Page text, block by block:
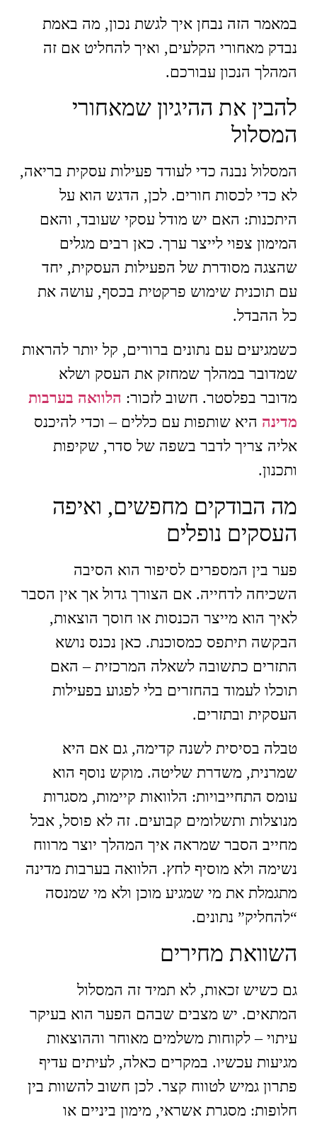
במאמר הזה נבחן איך לגשת נכון, מה באמת
נבדק מאחורי הקלעים, ואיך להחליט אם זה
המהלך הנכון עבורכם.
להבין את ההיגיון שמאחורי
המסלול
המסלול נבנה כדי לעודד פעילות עסקית בריאה,
לא כדי לכסות חורים. לכן, הדגש הוא על
היתכנות: האם יש מודל עסקי שעובד, והאם
המימון צפוי לייצר ערך. כאן רבים מגלים
שהצגה מסודרת של הפעילות העסקית, יחד
עם תוכנית שימוש פרקטית בכסף, עושה את
כל ההבדל.
כשמגיעים עם נתונים ברורים, קל יותר להראות
שמדובר במהלך שמחזק את העסק ושלא
מדובר בפלסטר. חשוב לזכור: הלוואה בערבות
מדינה היא שותפות עם כללים – וכדי להיכנס
אליה צריך לדבר בשפה של סדר, שקיפות
ותכנון.
מה הבודקים מחפשים, ואיפה
העסקים נופלים
פער בין המספרים לסיפור הוא הסיבה
השכיחה לדחייה. אם הצורך גדול אך אין הסבר
לאיך הוא מייצר הכנסות או חוסך הוצאות,
הבקשה תיתפס כמסוכנת. כאן נכנס נושא
התזרים כתשובה לשאלה המרכזית – האם
תוכלו לעמוד בהחזרים בלי לפגוע בפעילות
העסקית ובתזרים.
טבלה בסיסית לשנה קדימה, גם אם היא
שמרנית, משדרת שליטה. מוקש נוסף הוא
עומס התחייבויות: הלוואות קיימות, מסגרות
מנוצלות ותשלומים קבועים. זה לא פוסל, אבל
מחייב הסבר שמראה איך המהלך יוצר מרווח
נשימה ולא מוסיף לחץ. הלוואה בערבות מדינה
מתגמלת את מי שמגיע מוכן ולא מי שמנסה
“להחליק” נתונים.
השוואת מחירים
גם כשיש זכאות, לא תמיד זה המסלול
המתאים. יש מצבים שבהם הפער הוא בעיקר
עיתוי – לקוחות משלמים מאוחר וההוצאות
מגיעות עכשיו. במקרים כאלה, לעיתים עדיף
פתרון גמיש לטווח קצר. לכן חשוב להשוות בין
חלופות: מסגרת אשראי, מימון ביניים או